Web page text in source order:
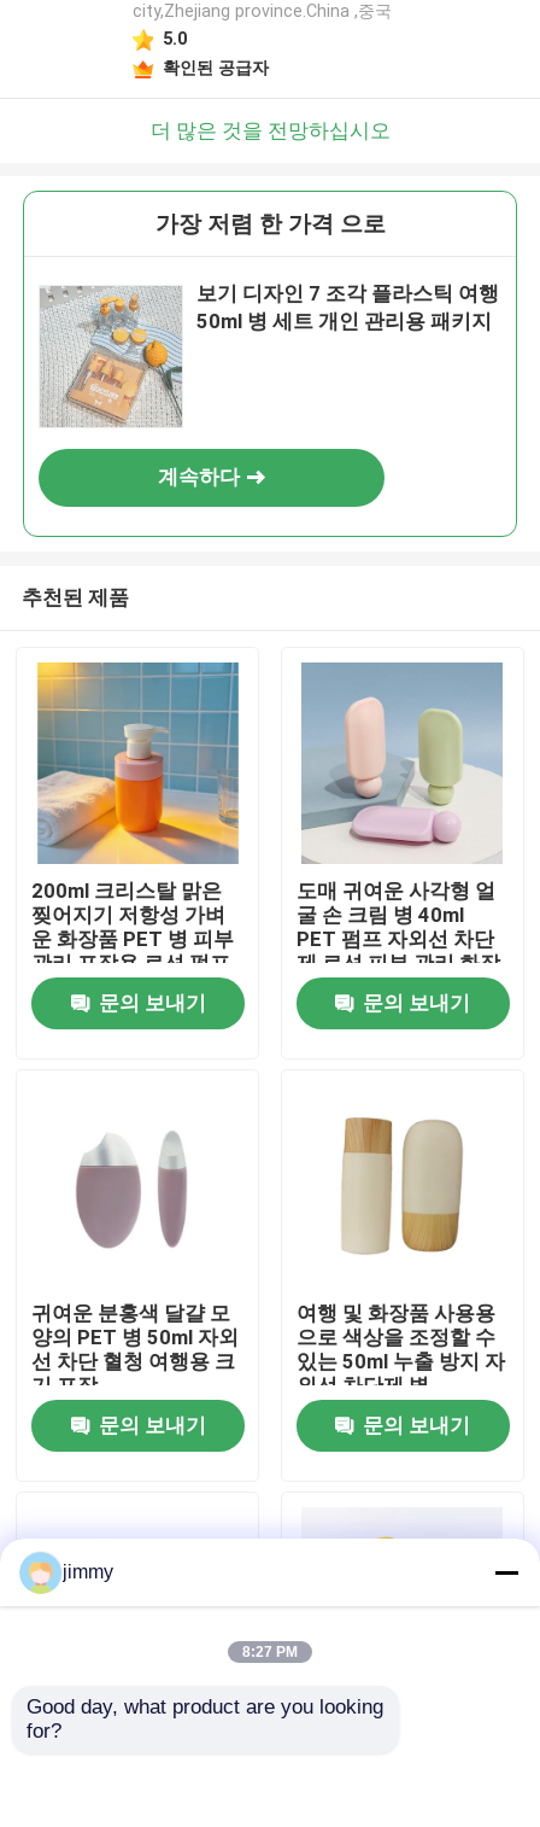
제품
우리에 대하여
공장 여행
연락주세요
경우
city,Zhejiang province.China ,중국
5.0
확인된 공급자
더 많은 것을 전망하십시오
가장 저렴 한 가격 으로
보기 디자인 7 조각 플라스틱 여행
50ml 병 세트 개인 관리용 패키지
계속하다
추천된 제품
200ml 크리스탈 맑은
찢어지기 저항성 가벼
운 화장품 PET 병 피부
관리 포장용 로션 펌프
문의 보내기
도매 귀여운 사각형 얼
굴 손 크림 병 40ml
PET 펌프 자외선 차단
제 로션 피부 관리 화장
품 사용자 지정 로고와
함께 포장문의 보내기
귀여운 분홍색 달걀 모
양의 PET 병 50ml 자외
선 차단 혈청 여행용 크
기 포장
문의 보내기
여행 및 화장품 사용용
으로 색상을 조정할 수
있는 50ml 누출 방지 자
외선 차단제 병
문의 보내기
여행 및 화장품 사용을
jimmy
8:27 PM
Good day, what product are you looking
for?